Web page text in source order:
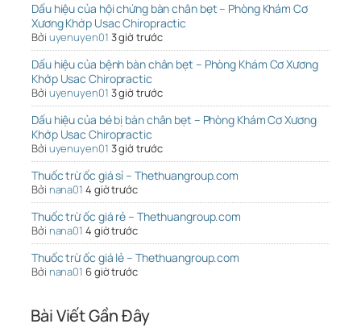
Dấu hiệu của hội chứng bàn chân bẹt – Phòng Khám Cơ
Xương Khớp Usac Chiropractic
Bởi uyenuyen01 3 giờ trước
Dấu hiệu của bệnh bàn chân bẹt – Phòng Khám Cơ Xương
Khớp Usac Chiropractic
Bởi uyenuyen01 3 giờ trước
Dấu hiệu của bé bị bàn chân bẹt – Phòng Khám Cơ Xương
Khớp Usac Chiropractic
Bởi uyenuyen01 3 giờ trước
Thuốc trừ ốc giá sỉ – Thethuangroup.com
Bởi nana01 4 giờ trước
Thuốc trừ ốc giá rẻ – Thethuangroup.com
Bởi nana01 4 giờ trước
Thuốc trừ ốc giá lẻ – Thethuangroup.com
Bởi nana01 6 giờ trước
Bài Viết Gần Đây